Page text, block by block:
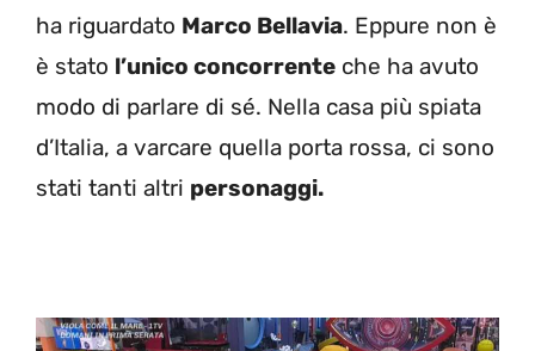
ha riguardato Marco Bellavia. Eppure non è
è stato l’unico concorrente che ha avuto
modo di parlare di sé. Nella casa più spiata
d’Italia, a varcare quella porta rossa, ci sono
stati tanti altri personaggi.